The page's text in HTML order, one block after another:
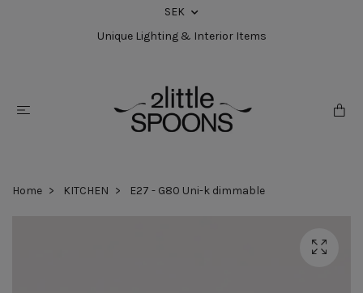
SEK
Unique Lighting & Interior Items
Home KITCHEN E27 - G80 Uni-k dimmable